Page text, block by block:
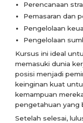
Perencanaan
Pemasaran dan
Pengelolaan
Pengelolaan
Kursus ini ideal
memasuki dunia
posisi menjadi
keinginan kuat
kemampuan
pengetahuan yang
Setelah selesai,